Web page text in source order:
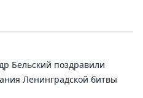
Бельский поздравили
Ленинградской битвы